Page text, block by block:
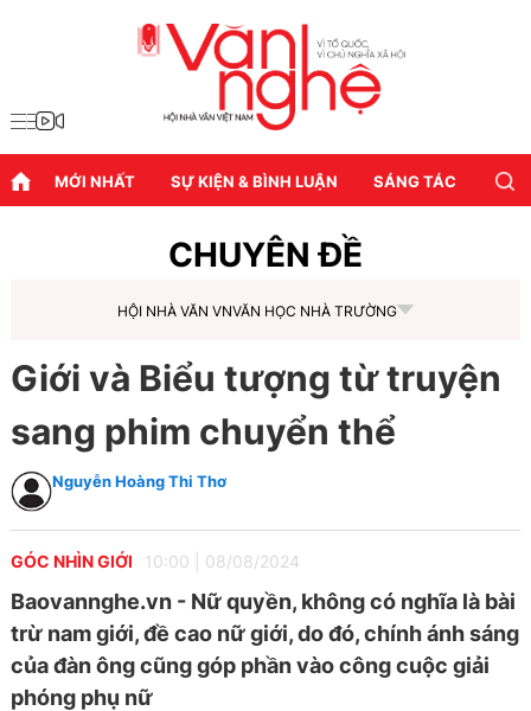
MỚI NHẤT SỰ KIỆN & BÌNH LUẬN SÁNG TÁC
CHUYÊN ĐỀ
HỘI NHÀ VĂN VNVĂN HỌC NHÀ TRƯỜNG
Giới và Biểu tượng từ truyện
sang phim chuyển thể
Nguyễn Hoàng Thi Thơ
GÓC NHÌN GIỚI 10:00 08/08/2024
Baovannghe.vn - Nữ quyền, không có nghĩa là bài
trừ nam giới, đề cao nữ giới, do đó, chính ánh sáng
của đàn ông cũng góp phần vào công cuộc giải
phóng phụ nữ